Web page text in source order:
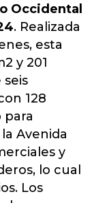
Occidental
. Realizada
esta
y 201
seis
128
para
Avenida
y
lo cual
Los